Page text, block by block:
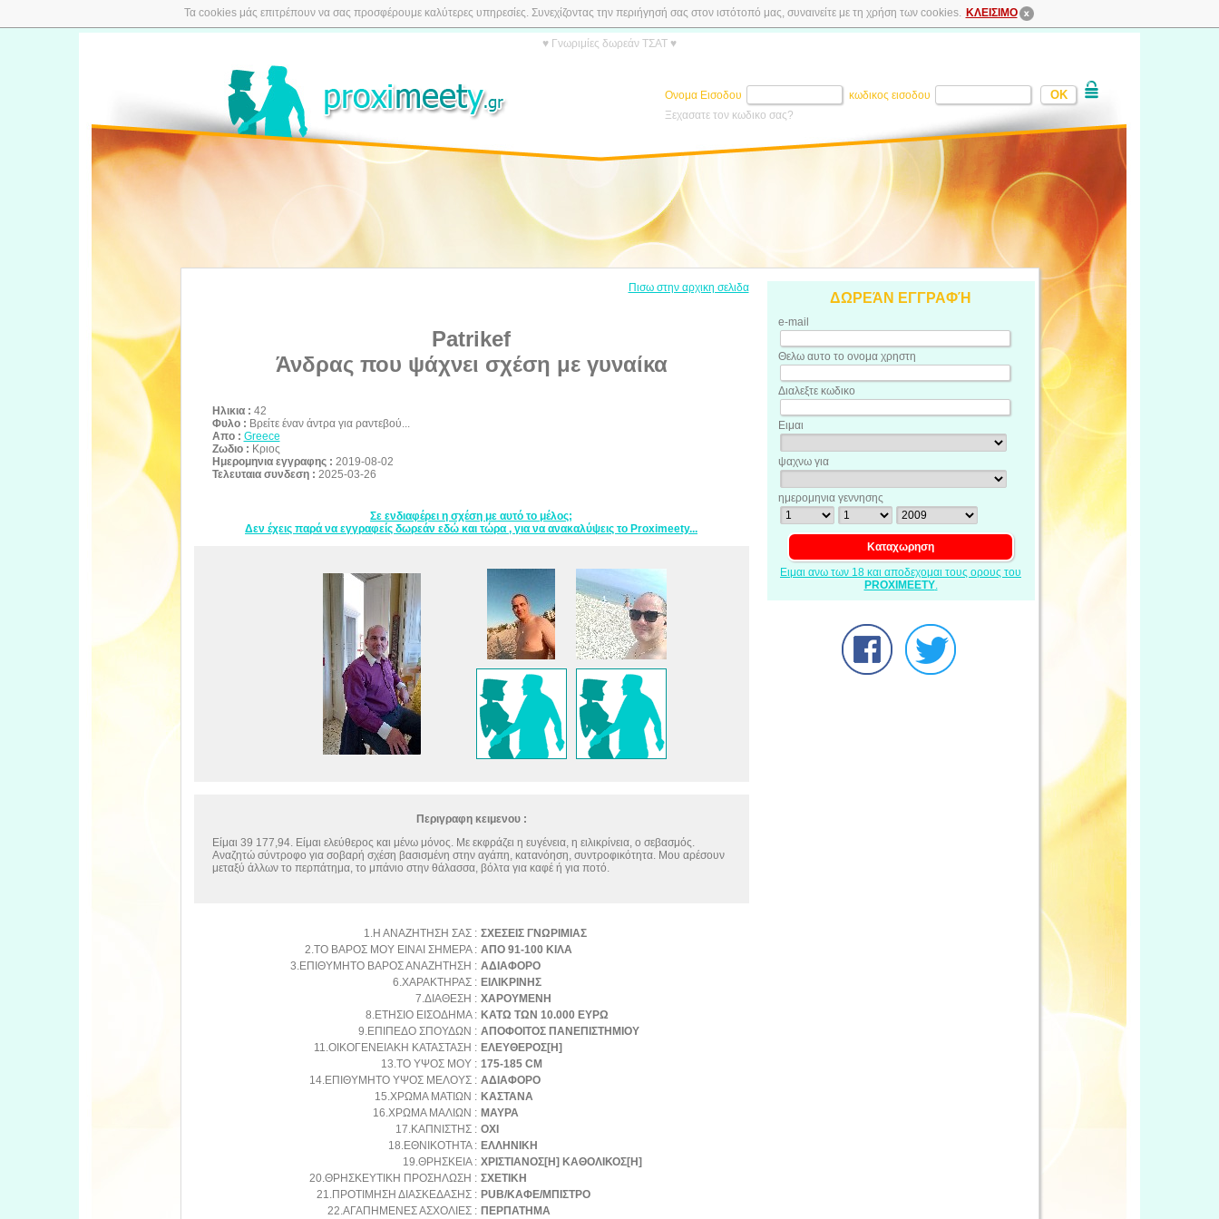
Τα cookies μάς επιτρέπουν να σας προσφέρουμε καλύτερες υπηρεσίες. Συνεχίζοντας την περιήγησή σας στον ιστότοπό μας, συναινείτε με τη χρήση των cookies. ΚΛΕΙΣΙΜΟ
♥ Γνωριμίες δωρεάν ΤΣΑΤ ♥
Ονομα Εισοδου
κωδικος εισοδου
Ξεχασατε τον κωδικο σας?
Πισω στην αρχικη σελιδα
Patrikef
Άνδρας που ψάχνει σχέση με γυναίκα
Ηλικια : 42
Φυλο : Βρείτε έναν άντρα για ραντεβού...
Απο : Greece
Ζωδιο : Κριος
Ημερομηνια εγγραφης : 2019-08-02
Τελευταια συνδεση : 2025-03-26
Σε ενδιαφέρει η σχέση με αυτό το μέλος;
Δεν έχεις παρά να εγγραφείς δωρεάν εδώ και τώρα , για να ανακαλύψεις το Proximeety...
Περιγραφη κειμενου :
Είμαι 39 177,94. Είμαι ελεύθερος και μένω μόνος. Με εκφράζει η ευγένεια, η ειλικρίνεια, ο σεβασμός.
Αναζητώ σύντροφο για σοβαρή σχέση βασισμένη στην αγάπη, κατανόηση, συντροφικότητα. Μου αρέσουν
μεταξύ άλλων το περπάτημα, το μπάνιο στην θάλασσα, βόλτα για καφέ ή για ποτό.
1.Η ΑΝΑΖΗΤΗΣΗ ΣΑΣ : ΣΧΕΣΕΙΣ ΓΝΩΡΙΜΙΑΣ
2.ΤΟ ΒΑΡΟΣ ΜΟΥ ΕΙΝΑΙ ΣΗΜΕΡΑ : ΑΠΟ 91-100 ΚΙΛΑ
3.ΕΠΙΘΥΜΗΤΟ ΒΑΡΟΣ ΑΝΑΖΗΤΗΣΗ : ΑΔΙΑΦΟΡΟ
6.ΧΑΡΑΚΤΗΡΑΣ : ΕΙΛΙΚΡΙΝΗΣ
7.ΔΙΑΘΕΣΗ : ΧΑΡΟΥΜΕΝΗ
8.ΕΤΗΣΙΟ ΕΙΣΟΔΗΜΑ : ΚΑΤΩ ΤΩΝ 10.000 ΕΥΡΩ
9.ΕΠΙΠΕΔΟ ΣΠΟΥΔΩΝ : ΑΠΟΦΟΙΤΟΣ ΠΑΝΕΠΙΣΤΗΜΙΟΥ
11.ΟΙΚΟΓΕΝΕΙΑΚΗ ΚΑΤΑΣΤΑΣΗ : ΕΛΕΥΘΕΡΟΣ[Η]
13.ΤΟ ΥΨΟΣ ΜΟΥ : 175-185 CM
14.ΕΠΙΘΥΜΗΤΟ ΥΨΟΣ ΜΕΛΟΥΣ : ΑΔΙΑΦΟΡΟ
15.ΧΡΩΜΑ ΜΑΤΙΩΝ : ΚΑΣΤΑΝΑ
16.ΧΡΩΜΑ ΜΑΛΙΩΝ : ΜΑΥΡΑ
17.ΚΑΠΝΙΣΤΗΣ : ΟΧΙ
18.ΕΘΝΙΚΟΤΗΤΑ : ΕΛΛΗΝΙΚΗ
19.ΘΡΗΣΚΕΙΑ : ΧΡΙΣΤΙΑΝΟΣ[Η] ΚΑΘΟΛΙΚΟΣ[Η]
20.ΘΡΗΣΚΕΥΤΙΚΗ ΠΡΟΣΗΛΩΣΗ : ΣΧΕΤΙΚΗ
21.ΠΡΟΤΙΜΗΣΗ ΔΙΑΣΚΕΔΑΣΗΣ : PUB/ΚΑΦΕ/ΜΠΙΣΤΡΟ
22.ΑΓΑΠΗΜΕΝΕΣ ΑΣΧΟΛΙΕΣ : ΠΕΡΠΑΤΗΜΑ
ΔΩΡΕΆΝ ΕΓΓΡΑΦΉ
e-mail
Θελω αυτο το ονομα χρηστη
Διαλεξτε κωδικο
Ειμαι
ψαχνω για
ημερομηνια γεννησης
Ειμαι ανω των 18 και αποδεχομαι τους ορους του
PROXIMEETY.